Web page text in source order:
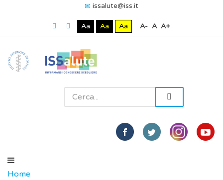
issalute@iss.it
Aa Aa Aa A- A A+
Home